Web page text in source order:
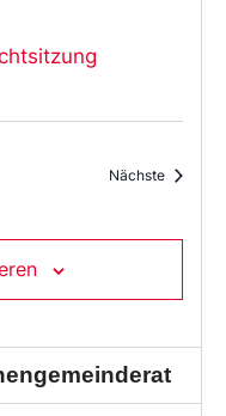
Nächste